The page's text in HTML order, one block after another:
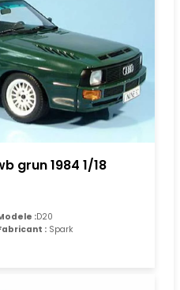
grun 1984 1/18
:D20
: Spark